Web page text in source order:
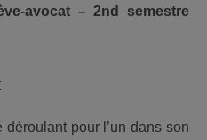
avocat – 2nd semestre
déroulant pour l’un dans son